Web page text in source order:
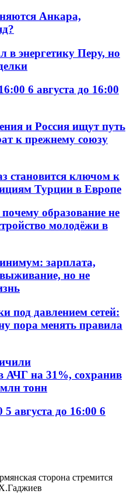
Анкара,
в энергетику Перу, но
6 августа до 16:00
и Россия ищут путь
к прежнему союзу
становится ключом к
Турции в Европе
образование не
молодёжи в
зарплата,
но не
под давлением сетей:
пора менять правила
АЧГ на 31%, сохранив
тонн
августа до 16:00 6
сторона стремится